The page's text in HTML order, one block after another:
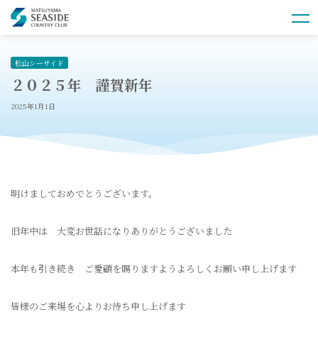
松山シーサイド
２０２５年 謹賀新年
2025年1月1日
明けましておめでとうございます。
旧年中は 大変お世話になりありがとうございました
本年も引き続き ご愛顧を賜りますようよろしくお願い申し上げます
皆様のご来場を心よりお待ち申し上げます